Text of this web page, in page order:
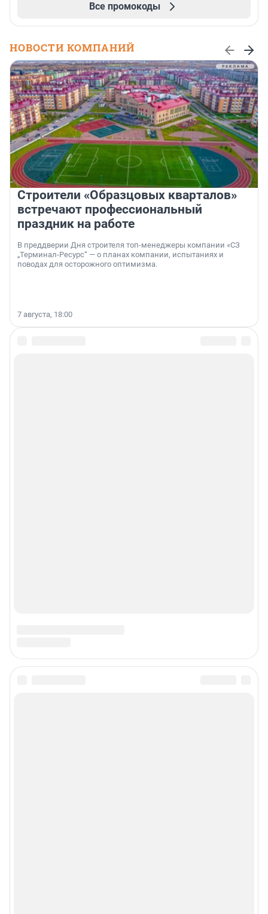
Все промокоды
НОВОСТИ КОМПАНИЙ
Строители «Образцовых кварталов»
встречают профессиональный
праздник на работе
В преддверии Дня строителя топ-менеджеры компании «СЗ
„Терминал-Ресурс“ — о планах компании, испытаниях и
поводах для осторожного оптимизма.
7 августа, 18:00